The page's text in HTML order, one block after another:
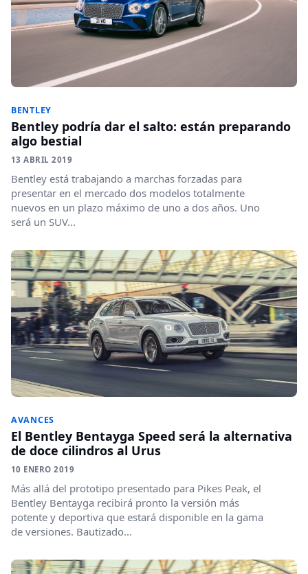
BENTLEY
Bentley podría dar el salto: están preparando
algo bestial
13 ABRIL 2019
Bentley está trabajando a marchas forzadas para
presentar en el mercado dos modelos totalmente
nuevos en un plazo máximo de uno a dos años. Uno
será un SUV...
AVANCES
El Bentley Bentayga Speed será la alternativa
de doce cilindros al Urus
10 ENERO 2019
Más allá del prototipo presentado para Pikes Peak, el
Bentley Bentayga recibirá pronto la versión más
potente y deportiva que estará disponible en la gama
de versiones. Bautizado...